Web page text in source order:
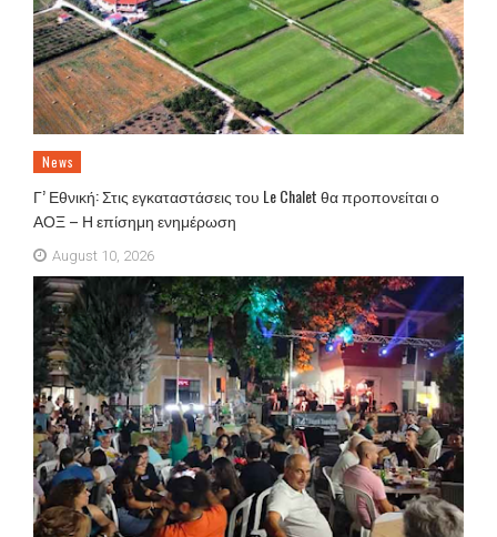
News
Γ’ Εθνική: Στις εγκαταστάσεις του Le Chalet θα προπονείται ο
ΑΟΞ – Η επίσημη ενημέρωση
August 10, 2026